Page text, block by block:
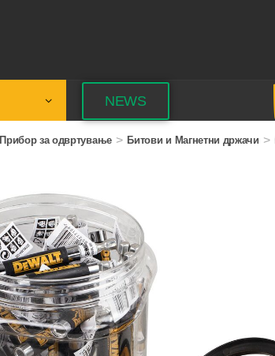
NEWS
Прибор за одвртување > Битови и Магнетни држачи >